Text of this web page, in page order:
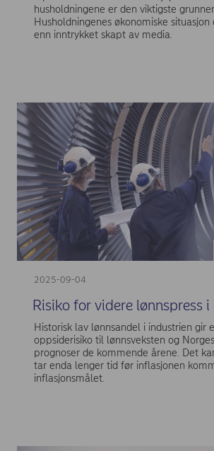
husholdningene er den viktigste
Husholdningenes økonomiske
enn inntrykket skapt av media.
2025-09-04
Risiko for videre lønnspress i
Historisk lav lønnsandel i industrien gir
oppsiderisiko til lønnsveksten og
prognoser de kommende årene. Det
tar enda lenger tid før inflasjonen
inflasjonsmålet.